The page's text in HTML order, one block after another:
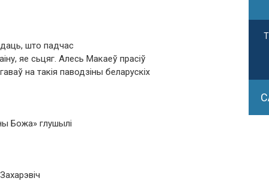
што падчас
яе сьцяг. Алесь Макаеў прасіў
на такія паводзіны беларускіх
Божа» глушылі